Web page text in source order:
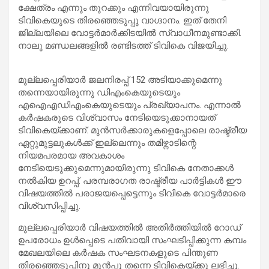
ക്ഷേത്രം എന്നും തുറക്കും എന്നിവയായിരുന്നു
ടിവികെയുടെ തിരഞ്ഞെടുപ്പു വാഗ്ദാനം. ഇത് തേനി
ജില്ലയിലെ വോട്ടർമാർക്കിടയിൽ സ്വാധീനമുണ്ടാക്കി.
നാലു മണ്ഡലങ്ങളിൽ രണ്ടിടത്ത് ടിവികെ വിജയിച്ചു.
മുല്ലപ്പെരിയാർ ജലനിരപ്പ് 152 അടിയാക്കുമെന്നു
തന്നെയായിരുന്നു ഡിഎംകെയുടെയും
എഐഎഡിഎംകെയുടെയും പ്രഖ്യാപനം. എന്നാൽ
കർഷകരുടെ വിശ്വാസം നേടിയെടുക്കാനായത്
ടിവികെയ്ക്കാണ്. മുൻസർക്കാരുകളെപ്പോലെ രാഷ്ട്രീയ
ഏറ്റുമുട്ടലുകൾക്ക് ഇല്ലെന്നും തമിഴ്നാടിന്റെ
നിയമപരമായ അവകാശം
നേടിയെടുക്കുമെന്നുമായിരുന്നു ടിവികെ നേതാക്കൾ
നൽകിയ ഉറപ്പ്. പരമ്പരാഗത രാഷ്ട്രീയ പാർട്ടികൾ ഈ
വിഷയത്തിൽ പരാജയപ്പെട്ടെന്നും ടിവികെ വോട്ടർമാരെ
വിശ്വസിപ്പിച്ചു.
മുല്ലപ്പെരിയാർ വിഷയത്തിൽ അതിർത്തിയിൽ റോഡ്
ഉപരോധം ഉൾപ്പെടെ പതിവായി സംഘടിപ്പിക്കുന്ന കമ്പം
മേഖലയിലെ കർഷക സംഘടനകളുടെ പിന്തുണ
തിര‍ഞ്ഞെടുപ്പിനു മുൻപു തന്നെ ടിവികെയ്ക്കു ലഭിച്ചു.